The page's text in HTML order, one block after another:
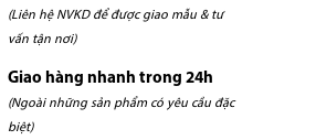
(Liên hệ NVKD để được giao mẫu & tư
vấn tận nơi)
Giao hàng nhanh trong 24h
(Ngoài những sản phẩm có yêu cầu đặc
biệt)